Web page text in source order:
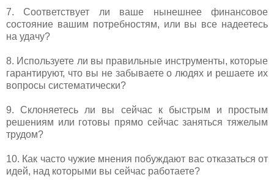
7. Соответствует ли ваше нынешнее финансовое
состояние вашим потребностям, или вы все надеетесь
на удачу?
8. Используете ли вы правильные инструменты, которые
гарантируют, что вы не забываете о людях и решаете их
вопросы систематически?
9. Склоняетесь ли вы сейчас к быстрым и простым
решениям или готовы прямо сейчас заняться тяжелым
трудом?
10. Как часто чужие мнения побуждают вас отказаться от
идей, над которыми вы сейчас работаете?